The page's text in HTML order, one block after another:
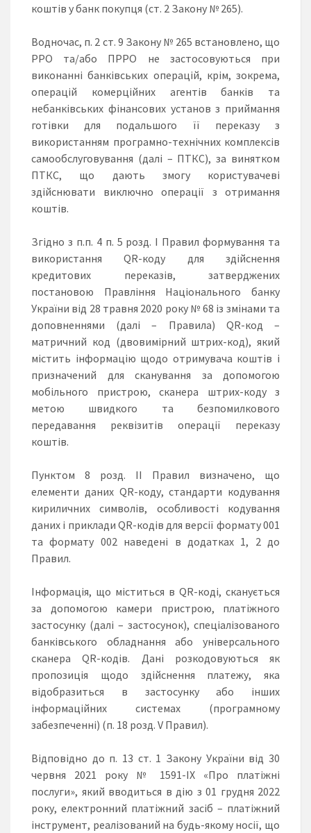
коштів у банк покупця (ст. 2 Закону № 265).
Водночас, п. 2 ст. 9 Закону № 265 встановлено, що
РРО та/або ПРРО не застосовуються при
виконанні банківських операцій, крім, зокрема,
операцій комерційних агентів банків та
небанківських фінансових установ з приймання
готівки для подальшого її переказу з
використанням програмно-технічних комплексів
самообслуговування (далі – ПТКС), за винятком
ПТКС, що дають змогу користувачеві
здійснювати виключно операції з отримання
коштів.
Згідно з п.п. 4 п. 5 розд. I Правил формування та
використання QR-коду для здійснення
кредитових переказів, затверджених
постановою Правління Національного банку
України від 28 травня 2020 року № 68 із змінами та
доповненнями (далі – Правила) QR-код –
матричний код (двовимірний штрих-код), який
містить інформацію щодо отримувача коштів і
призначений для сканування за допомогою
мобільного пристрою, сканера штрих-коду з
метою швидкого та безпомилкового
передавання реквізитів операції переказу
коштів.
Пунктом 8 розд. II Правил визначено, що
елементи даних QR-коду, стандарти кодування
кириличних символів, особливості кодування
даних і приклади QR-кодів для версії формату 001
та формату 002 наведені в додатках 1, 2 до
Правил.
Інформація, що міститься в QR-коді, сканується
за допомогою камери пристрою, платіжного
застосунку (далі – застосунок), спеціалізованого
банківського обладнання або універсального
сканера QR-кодів. Дані розкодовуються як
пропозиція щодо здійснення платежу, яка
відобразиться в застосунку або інших
інформаційних системах (програмному
забезпеченні) (п. 18 розд. V Правил).
Відповідно до п. 13 ст. 1 Закону України від 30
червня 2021 року № 1591-IX «Про платіжні
послуги», який вводиться в дію з 01 грудня 2022
року, електронний платіжний засіб – платіжний
інструмент, реалізований на будь-якому носії, що